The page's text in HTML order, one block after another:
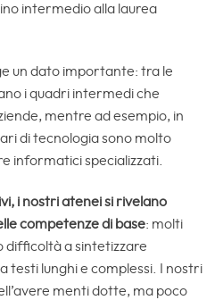
intermedio alla laurea
un dato importante: tra le
i quadri intermedi che
mentre ad esempio, in
di tecnologia sono molto
informatici specializzati.
i nostri atenei si rivelano
competenze di base: molti
difficoltà a sintetizzare
testi lunghi e complessi. I nostri
menti dotte, ma poco